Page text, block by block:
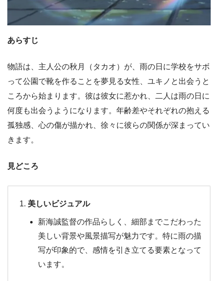
あらすじ
物語は、主人公の秋月（タカオ）が、雨の日に学校をサボ
って公園で靴を作ることを夢見る女性、ユキノと出会うと
ころから始まります。彼は彼女に惹かれ、二人は雨の日に
何度も出会うようになります。年齢差やそれぞれの抱える
孤独感、心の傷が描かれ、徐々に彼らの関係が深まってい
きます。
見どころ
美しいビジュアル
新海誠監督の作品らしく、細部までこだわった
美しい背景や風景描写が魅力です。特に雨の描
写が印象的で、感情を引き立てる要素となって
います。